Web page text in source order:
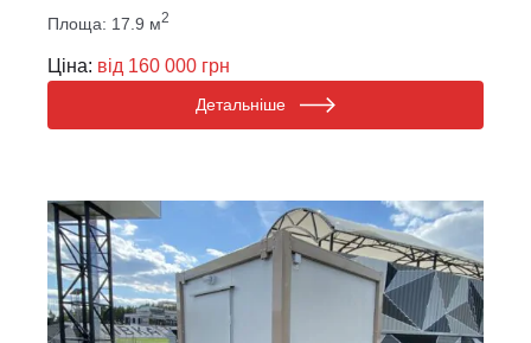
Площа: 17.9 м2
Ціна: від 160 000 грн
Детальніше